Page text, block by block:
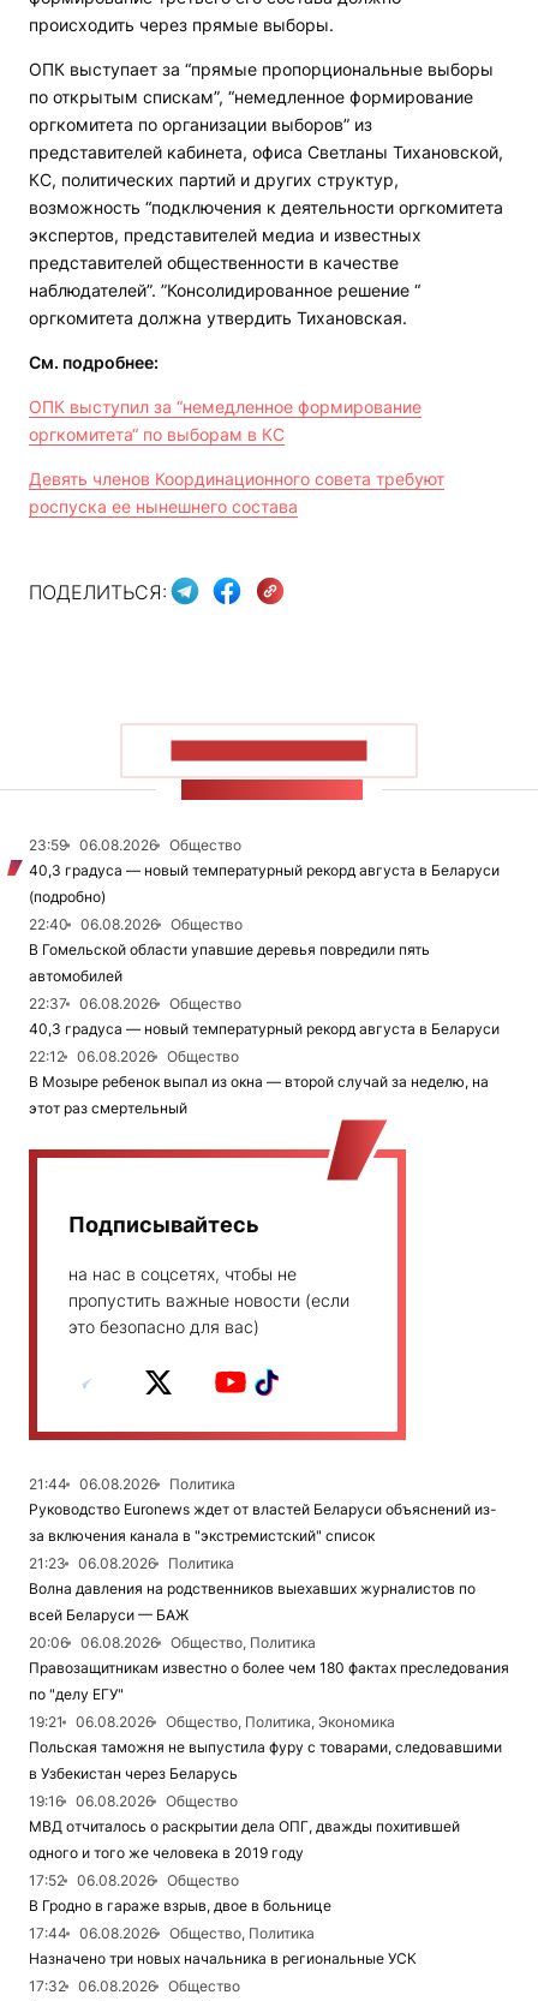
происходить через прямые выборы.
ОПК выступает за “прямые пропорциональные выборы
по открытым спискам”, “немедленное формирование
оргкомитета по организации выборов” из
представителей кабинета, офиса Светланы Тихановской,
КС, политических партий и других структур,
возможность “подключения к деятельности оргкомитета
экспертов, представителей медиа и известных
представителей общественности в качестве
наблюдателей”. ”Консолидированное решение “
оргкомитета должна утвердить Тихановская.
См. подробнее:
ОПК выступил за “немедленное формирование
оргкомитета“ по выборам в КС
Девять членов Координационного совета требуют
роспуска ее нынешнего состава
ПОДЕЛИТЬСЯ:
23:59 06.08.2026
Общество
40,3 градуса — новый температурный рекорд августа в Беларуси
(подробно)
22:40
06.08.2026
Общество
В Гомельской области упавшие деревья повредили пять
автомобилей
22:37
06.08.2026
Общество
40,3 градуса — новый температурный рекорд августа в Беларуси
22:12
06.08.2026
Общество
В Мозыре ребенок выпал из окна — второй случай за неделю, на
этот раз смертельный
Подписывайтесь
на нас в соцсетях, чтобы не
пропустить важные новости (если
это безопасно для вас)
21:44 06.08.2026
Политика
Руководство Euronews ждет от властей Беларуси объяснений из-
за включения канала в "экстремистский" список
21:23
06.08.2026
Политика
Волна давления на родственников выехавших журналистов по
всей Беларуси — БАЖ
20:06
06.08.2026
Общество, Политика
Правозащитникам известно о более чем 180 фактах преследования
по "делу ЕГУ"
19:21
06.08.2026
Общество, Политика, Экономика
Польская таможня не выпустила фуру с товарами, следовавшими
в Узбекистан через Беларусь
19:16
06.08.2026
Общество
МВД отчиталось о раскрытии дела ОПГ, дважды похитившей
одного и того же человека в 2019 году
17:52
06.08.2026
Общество
В Гродно в гараже взрыв, двое в больнице
17:44
06.08.2026
Общество, Политика
Назначено три новых начальника в региональные УСК
17:32
06.08.2026
Общество